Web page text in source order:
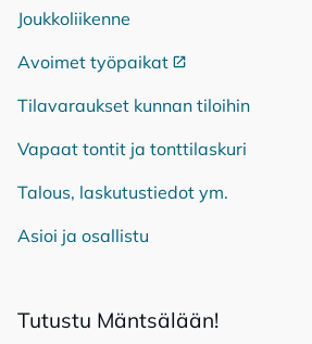
Joukkoliikenne
Avoimet työpaikat Ulkoinen linkki
Tilavaraukset kunnan tiloihin
Vapaat tontit ja tonttilaskuri
Talous, laskutustiedot ym.
Asioi ja osallistu
Tu­tus­tu Mänt­sä­lään!